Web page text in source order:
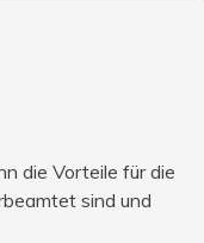
die Vorteile für die
sind und